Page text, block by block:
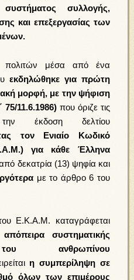
συλλογής,
και επεξεργασίας των
μέσα από ένα
εκδηλώθηκε για πρώτη
μορφή, με την ψήφιση
11.6.1986) που όριζε τις
έκδοση δελτίου
τον Ενιαίο Κωδικό
για κάθε Έλληνα
δεκατρία (13) ψηφία και
με το άρθρο 6 του
Ε.Κ.Α.Μ. καταγράφεται
συστηματικής
ανθρωπίνου
η συμπερίληψη σε
όλων των επιμέρους